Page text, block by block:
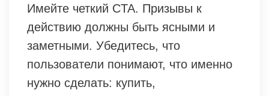
Имейте четкий CTA. Призывы к
действию должны быть ясными и
заметными. Убедитесь, что
пользователи понимают, что именно
нужно сделать: купить,